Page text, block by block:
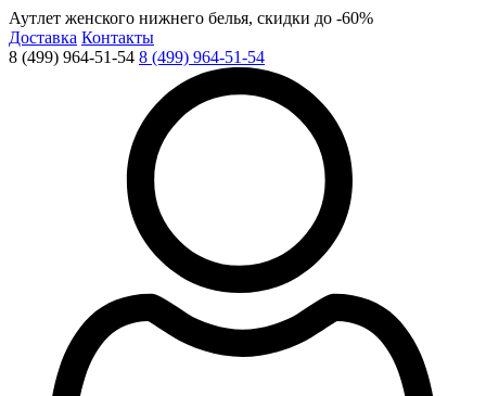
Аутлет женского нижнего белья, скидки до -60%
Доставка Контакты
8 (499) 964-51-54 8 (499) 964-51-54